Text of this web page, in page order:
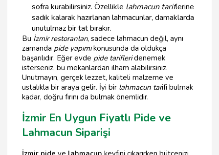
sofra kurabilirsiniz. Özellikle lahmacun tariflerine
sadık kalarak hazırlanan lahmacunlar, damaklarda
unutulmaz bir tat bırakır.
Bu İzmir restoranları, sadece lahmacun değil, aynı
zamanda pide yapımıkonusunda da oldukça
başarılıdır. Eğer evde pide tarifleridenemek
isterseniz, bu mekanlardan ilham alabilirsiniz.
Unutmayın, gerçek lezzet, kaliteli malzeme ve
ustalıkla bir araya gelir. İyi bir lahmacun tarifi bulmak
kadar, doğru fırını da bulmak önemlidir.
İzmir En Uygun Fiyatlı Pide ve
Lahmacun Siparişi